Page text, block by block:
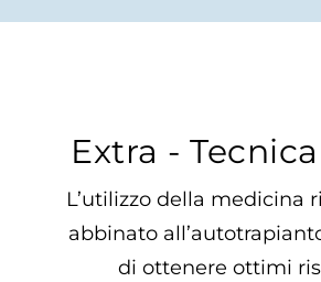
Extra -
L’utilizzo della medicina
abbinato
di ottenere ottimi